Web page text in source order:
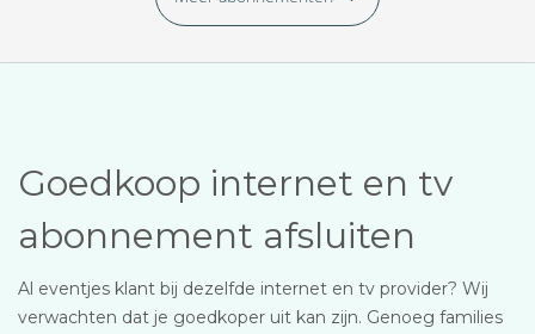
Goedkoop internet en tv
abonnement afsluiten
Al eventjes klant bij dezelfde internet en tv provider? Wij
verwachten dat je goedkoper uit kan zijn. Genoeg families